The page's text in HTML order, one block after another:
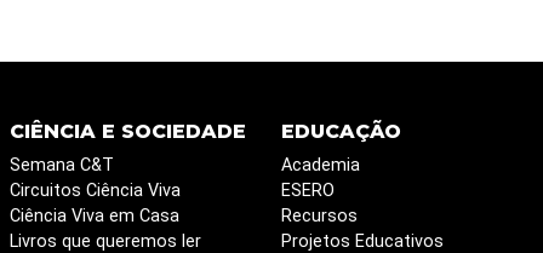
CIÊNCIA E SOCIEDADE
Semana C&T
Circuitos Ciência Viva
Ciência Viva em Casa
Livros que queremos ler
EDUCAÇÃO
Academia
ESERO
Recursos
Projetos Educativos